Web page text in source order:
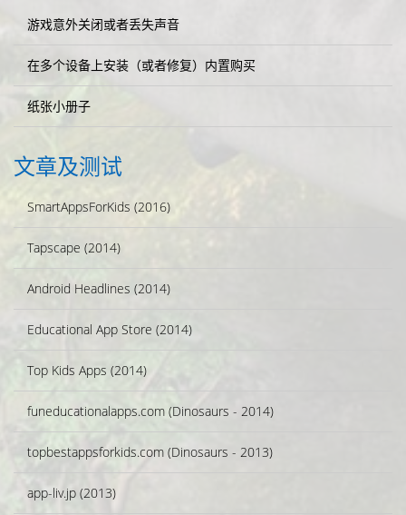
游戏意外关闭或者丢失声音
在多个设备上安装（或者修复）内置购买
纸张小册子
文章及测试
SmartAppsForKids (2016)
Tapscape (2014)
Android Headlines (2014)
Educational App Store (2014)
Top Kids Apps (2014)
funeducationalapps.com (Dinosaurs - 2014)
topbestappsforkids.com (Dinosaurs - 2013)
app-liv.jp (2013)